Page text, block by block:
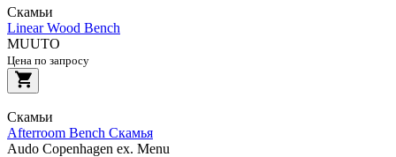
Скамьи
Linear Wood Bench
MUUTO
Цена по запросу
Скамьи
Afterroom Bench Скамья
Audo Copenhagen ex. Menu